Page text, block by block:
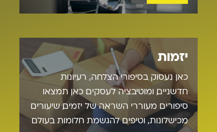
יזמות
כאן נעסוק בסיפורי הצלחה, רעיונות
חדשניים, ומוטיבציה לעסקים. כאן תמצאו
סיפורים מעוררי השראה של יזמים, שיעורים
מכישלונות, וטיפים להגשמת חלומות בעולם